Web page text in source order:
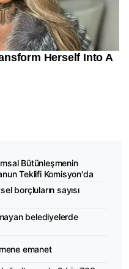
Bütünleşmenin
Teklifi Komisyon'da
borçluların sayısı
belediyelerde
emanet